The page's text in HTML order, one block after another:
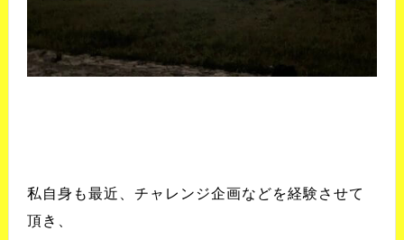
私自身も最近、チャレンジ企画などを経験させて
頂き、